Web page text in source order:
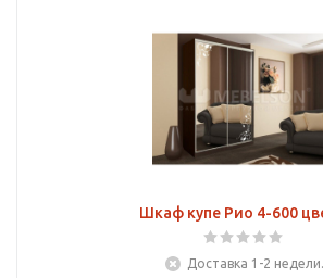
Шкаф купе Рио 4-600
Доставка 1-2 недели.